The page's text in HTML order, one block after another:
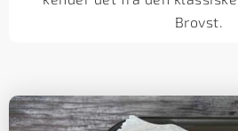
Brovst.